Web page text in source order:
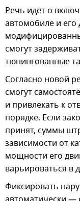
Речь идет о
автомобиле и его
смогут
тюнингованные
Согласно новой
смогут
и привлекать к
порядке. Если
принят, суммы
зависимости от
мощности его
варьироваться в
Фиксировать